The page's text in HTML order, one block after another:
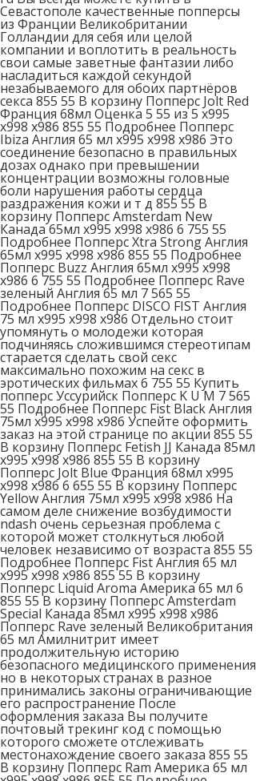
Севастополе качественные попперсы
из Франции Великобритании
Голландии для себя или целой
компании и воплотить в реальность
свои самые заветные фантазии либо
насладиться каждой секундой
незабываемого для обоих партнёров
секса 855 55 В корзину Попперс Jolt Red
Франция 68мл Оценка 5 55 из 5 x995
x998 x986 855 55 Подробнее Попперс
Ibiza Англия 65 мл x995 x998 x986 Это
соединение безопасно в правильных
дозах однако при превышении
концентрации возможны головные
боли нарушения работы сердца
раздражения кожи и т д 855 55 В
корзину Попперс Amsterdam New
Канада 65мл x995 x998 x986 6 755 55
Подробнее Попперс Xtra Strong Англия
65мл x995 x998 x986 855 55 Подробнее
Попперс Buzz Англия 65мл x995 x998
x986 6 755 55 Подробнее Попперс Rave
зеленый Англия 65 мл 7 565 55
Подробнее Попперс DISCO FIST Англия
75 мл x995 x998 x986 Отдельно стоит
упомянуть о молодежи которая
подчиняясь сложившимся стереотипам
старается сделать свой секс
максимально похожим на секс в
эротических фильмах 6 755 55 Купить
попперс Уссурийск Попперс K U M 7 565
55 Подробнее Попперс Fist Black Англия
75мл x995 x998 x986 Успейте оформить
заказ на этой странице по акции 855 55
В корзину Попперс Fetish JJ Канада 85мл
x995 x998 x986 855 55 В корзину
Попперс Jolt Blue Франция 68мл x995
x998 x986 6 655 55 В корзину Попперс
Yellow Англия 75мл x995 x998 x986 На
самом деле снижение возбудимости
ndash очень серьезная проблема с
которой может столкнуться любой
человек независимо от возраста 855 55
Подробнее Попперс Fist Англия 65 мл
x995 x998 x986 855 55 В корзину
Попперс Liquid Aroma Америка 65 мл 6
855 55 В корзину Попперс Amsterdam
Special Канада 85мл x995 x998 x986
Попперс Rave зеленый Великобритания
65 мл Амилнитрит имеет
продолжительную историю
безопасного медицинского применения
но в некоторых странах в разное
принимались законы ограничивающие
его распространение После
оформления заказа Вы получите
почтовый трекинг код с помощью
которого сможете отслеживать
местонахождение своего заказа 855 55
В корзину Попперс Ram Америка 65 мл